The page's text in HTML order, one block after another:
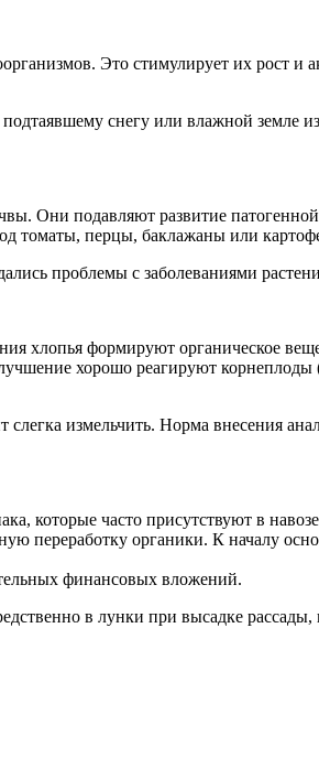
Это стимулирует их рост и
снегу или влажной земле
Они подавляют развитие
томаты, перцы, баклажаны или
проблемы с заболеваниями
хлопья формируют органическое
хорошо реагируют
измельчить. Норма внесения
которые часто присутствуют в
переработку органики. К началу
финансовых вложений.
в лунки при высадке рассады,